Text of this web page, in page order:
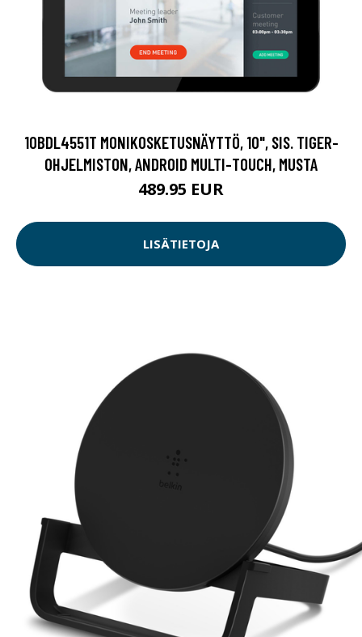
10BDL4551T MONIKOSKETUSNÄYTTÖ, 10", SIS. TIGER-
OHJELMISTON, ANDROID MULTI-TOUCH, MUSTA
489.95 EUR
LISÄTIETOJA